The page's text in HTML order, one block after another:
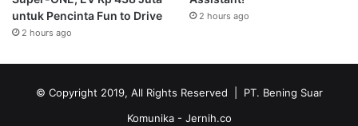
untuk Pencinta Fun to Drive
2 hours ago
2 hours ago
© Copyright 2019, All Rights Reserved | PT. Bening Suar
Komunika - Jernih.co